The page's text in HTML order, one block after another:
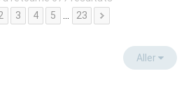
3 4 5 23
Aller